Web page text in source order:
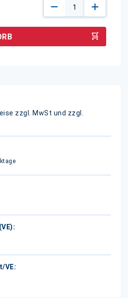
zzgl. MwSt und zzgl.